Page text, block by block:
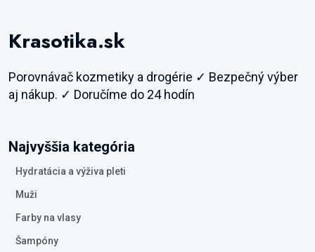
Krasotika.sk
Porovnávač kozmetiky a drogérie ✓ Bezpečný výber
aj nákup. ✓ Doručíme do 24 hodín
Najvyššia kategória
Hydratácia a výživa pleti
Muži
Farby na vlasy
Šampóny